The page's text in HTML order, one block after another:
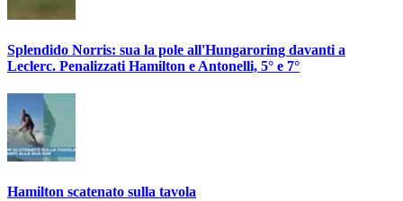
Splendido Norris: sua la pole all'Hungaroring davanti a
Leclerc. Penalizzati Hamilton e Antonelli, 5° e 7°
Hamilton scatenato sulla tavola